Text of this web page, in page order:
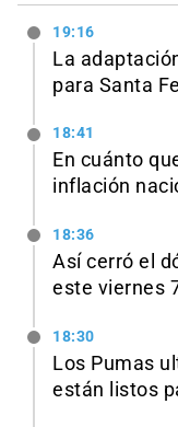
19:16
La
para Santa
18:41
En cuánto
inflación
18:36
Así cerró el
este viernes
18:30
Los Pumas
están listos